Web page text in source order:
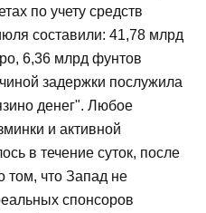
по учету средств
составили: 41,78 млрд
6,36 млрд фунтов
задержки послужила
денег". Любое
и активной
в течение суток, после
том, что Запад не
спонсоров